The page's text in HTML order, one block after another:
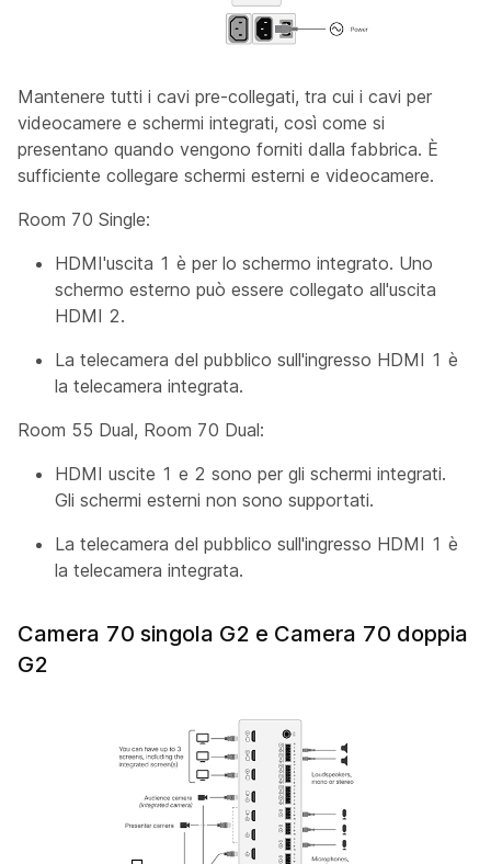
Mantenere tutti i cavi pre-collegati, tra cui i cavi per
videocamere e schermi integrati, così come si
presentano quando vengono forniti dalla fabbrica. È
sufficiente collegare schermi esterni e videocamere.
Room 70 Single:
HDMI'uscita 1 è per lo schermo integrato. Uno
schermo esterno può essere collegato all'uscita
HDMI 2.
La telecamera del pubblico sull'ingresso HDMI 1 è
la telecamera integrata.
Room 55 Dual, Room 70 Dual:
HDMI uscite 1 e 2 sono per gli schermi integrati.
Gli schermi esterni non sono supportati.
La telecamera del pubblico sull'ingresso HDMI 1 è
la telecamera integrata.
Camera 70 singola G2 e Camera 70 doppia
G2